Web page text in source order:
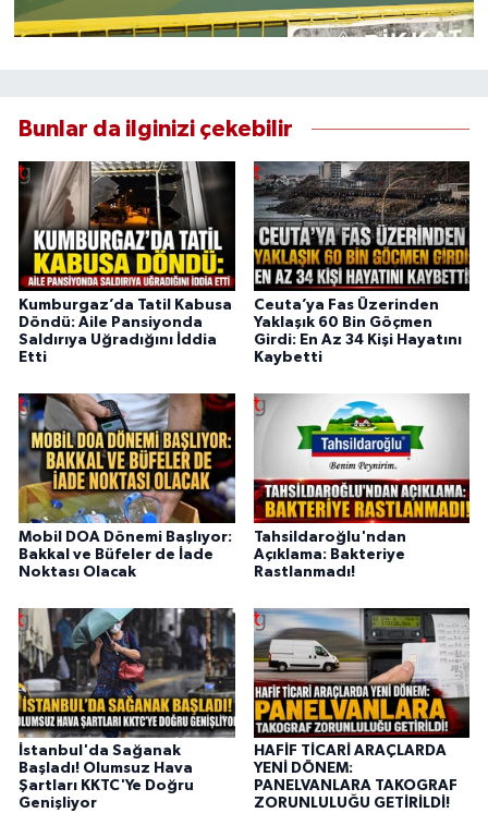
Bunlar da ilginizi çekebilir
Kumburgaz’da Tatil Kabusa
Döndü: Aile Pansiyonda
Saldırıya Uğradığını İddia
Etti
Ceuta’ya Fas Üzerinden
Yaklaşık 60 Bin Göçmen
Girdi: En Az 34 Kişi Hayatını
Kaybetti
Mobil DOA Dönemi Başlıyor:
Bakkal ve Büfeler de İade
Noktası Olacak
Tahsildaroğlu'ndan
Açıklama: Bakteriye
Rastlanmadı!
İstanbul'da Sağanak
Başladı! Olumsuz Hava
Şartları KKTC'Ye Doğru
Genişliyor
HAFİF TİCARİ ARAÇLARDA
YENİ DÖNEM:
PANELVANLARA TAKOGRAF
ZORUNLULUĞU GETİRİLDİ!